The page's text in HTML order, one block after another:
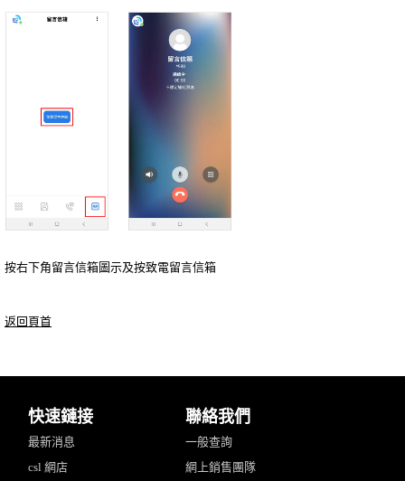
按右下角留言信箱圖示及按致電留言信箱
返回頁首
快速鏈接
最新消息
csl 網店
聯絡我們
一般查詢
網上銷售團隊